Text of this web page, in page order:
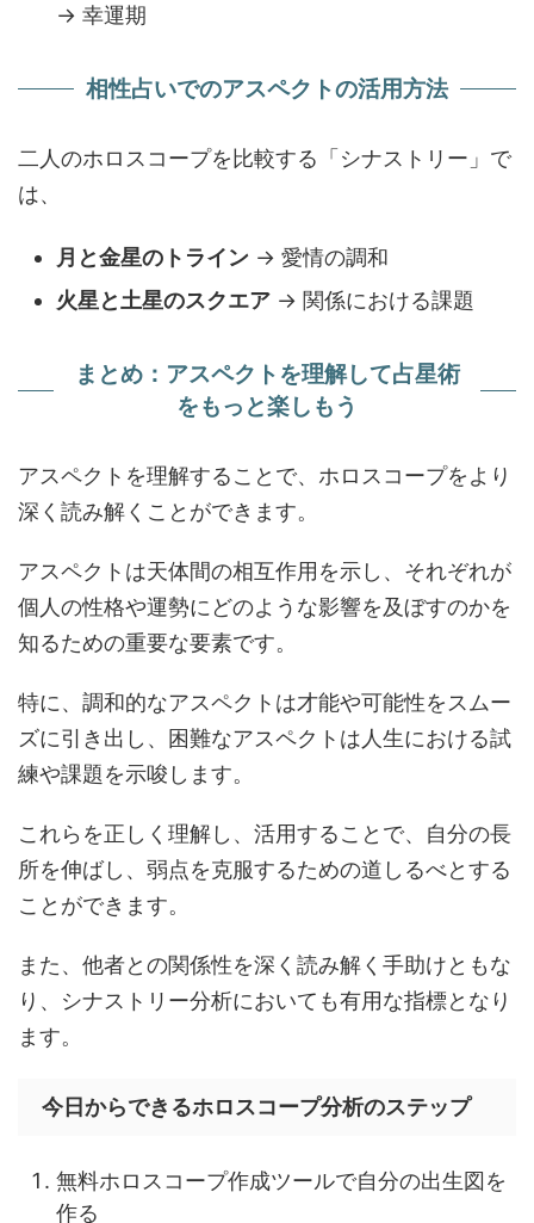
→ 幸運期
相性占いでのアスペクトの活用方法
二人のホロスコープを比較する「シナストリー」で
は、
月と金星のトライン → 愛情の調和
火星と土星のスクエア → 関係における課題
まとめ：アスペクトを理解して占星術
をもっと楽しもう
アスペクトを理解することで、ホロスコープをより
深く読み解くことができます。
アスペクトは天体間の相互作用を示し、それぞれが
個人の性格や運勢にどのような影響を及ぼすのかを
知るための重要な要素です。
特に、調和的なアスペクトは才能や可能性をスムー
ズに引き出し、困難なアスペクトは人生における試
練や課題を示唆します。
これらを正しく理解し、活用することで、自分の長
所を伸ばし、弱点を克服するための道しるべとする
ことができます。
また、他者との関係性を深く読み解く手助けともな
り、シナストリー分析においても有用な指標となり
ます。
今日からできるホロスコープ分析のステップ
無料ホロスコープ作成ツールで自分の出生図を
作る